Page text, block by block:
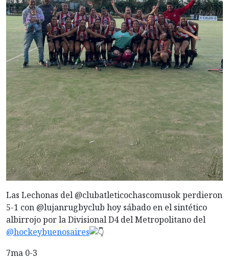
Las Lechonas del @clubatleticochascomusok perdieron
5-1 con @lujanrugbyclub hoy sábado en el sintético
albirrojo por la Divisional D4 del Metropolitano del
@hockeybuenosaires
7ma 0-3